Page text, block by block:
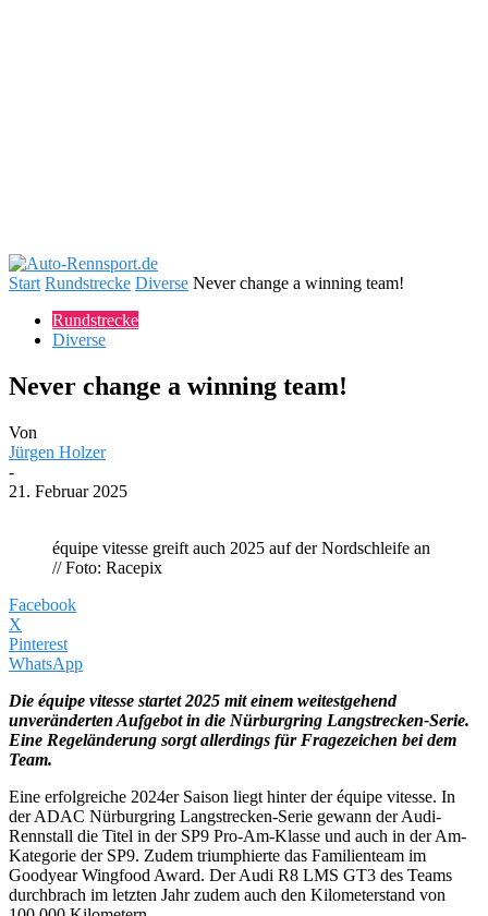
Start Rundstrecke Diverse Never change a winning team!
Rundstrecke
Diverse
Never change a winning team!
Von
Jürgen Holzer
-
21. Februar 2025
équipe vitesse greift auch 2025 auf der Nordschleife an
// Foto: Racepix
Facebook
X
Pinterest
WhatsApp
Die équipe vitesse startet 2025 mit einem weitestgehend
unveränderten Aufgebot in die Nürburgring Langstrecken-Serie.
Eine Regeländerung sorgt allerdings für Fragezeichen bei dem
Team.
Eine erfolgreiche 2024er Saison liegt hinter der équipe vitesse. In
der ADAC Nürburgring Langstrecken-Serie gewann der Audi-
Rennstall die Titel in der SP9 Pro-Am-Klasse und auch in der Am-
Kategorie der SP9. Zudem triumphierte das Familienteam im
Goodyear Wingfood Award. Der Audi R8 LMS GT3 des Teams
durchbrach im letzten Jahr zudem auch den Kilometerstand von